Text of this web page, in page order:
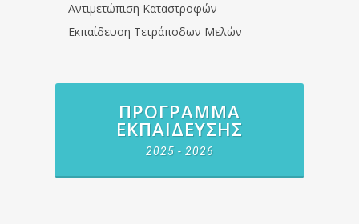
Αντιμετώπιση Καταστροφών
Εκπαίδευση Τετράποδων Μελών
ΠΡΌΓΡΑΜΜΑ
ΕΚΠΑΊΔΕΥΣΗΣ
2025 - 2026